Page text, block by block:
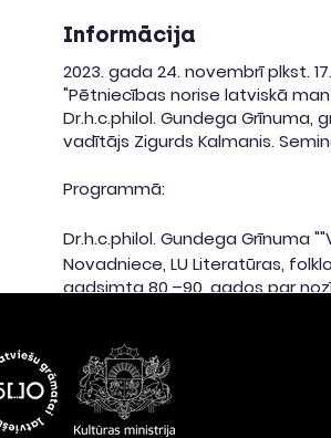
Informācija
2023. gada 24. novembrī plkst.
"Pētniecības norise latviskā
Dr.h.c.philol. Gundega
vadītājs Zigurds Kalmanis.
Programmā:
Dr.h.c.philol. Gundega Grīnuma
Novadniece, LU Literatūras,
gadsimta 80.–90. gados par
gan profesionālā, gan
pilnveidojās latviešu
Zaiga Lasenberga "Kā top